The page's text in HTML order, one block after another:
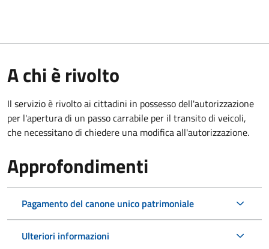
A chi è rivolto
Il servizio è rivolto ai cittadini in possesso dell'autorizzazione
per l'apertura di un passo carrabile per il transito di veicoli,
che necessitano di chiedere una modifica all'autorizzazione.
Approfondimenti
Pagamento del canone unico patrimoniale
Ulteriori informazioni